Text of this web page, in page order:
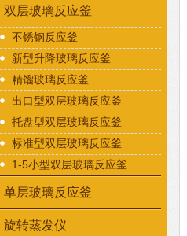
双层玻璃反应釜
不锈钢反应釜
新型升降玻璃反应釜
精馏玻璃反应釜
出口型双层玻璃反应釜
托盘型双层玻璃反应釜
标准型双层玻璃反应釜
1-5小型双层玻璃反应釜
单层玻璃反应釜
旋转蒸发仪